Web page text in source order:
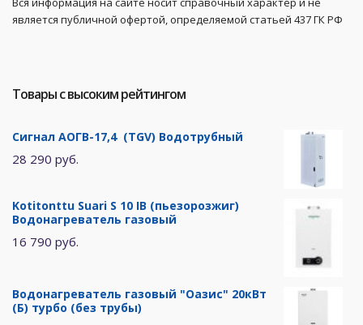
является публичной офертой, определяемой статьей 437 ГК РФ
Товары с высоким рейтингом
Сигнал АОГВ-17,4 (TGV) Водотрубный
28 290 руб.
Kotitonttu Suari S 10 IB (пьезорозжиг)
Водонагреватель газовый
16 790 руб.
Водонагреватель газовый "Оазис" 20кВт
(Б) турбо (без трубы)